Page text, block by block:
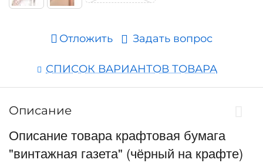
Отложить Задать вопрос
СПИСОК ВАРИАНТОВ ТОВАРА
Описание
Описание товара крафтовая бумага
"винтажная газета" (чёрный на крафте)